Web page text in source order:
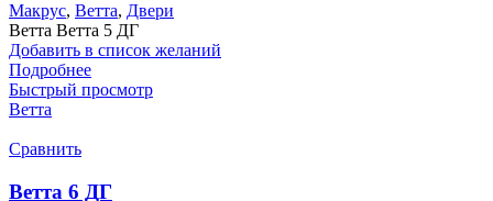
Макрус, Ветта, Двери
Ветта Ветта 5 ДГ
Добавить в список желаний
Подробнее
Быстрый просмотр
Ветта
Сравнить
Ветта 6 ДГ